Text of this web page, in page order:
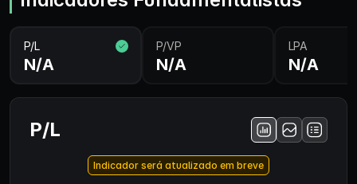
P/L
N/A
P/VP
N/A
LPA
N/A
P/L
Indicador será atualizado em breve